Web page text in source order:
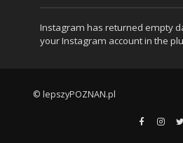
Instagram has returned empty
your Instagram account in the
© lepszyPOZNAN.pl